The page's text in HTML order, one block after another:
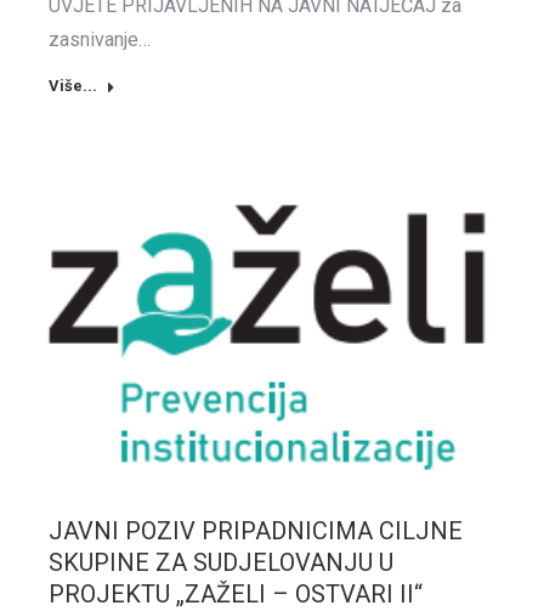
UVJETE PRIJAVLJENIH NA JAVNI NATJEČAJ za
zasnivanje…
Više...
JAVNI POZIV PRIPADNICIMA CILJNE
SKUPINE ZA SUDJELOVANJU U
PROJEKTU „ZAŽELI – OSTVARI II“